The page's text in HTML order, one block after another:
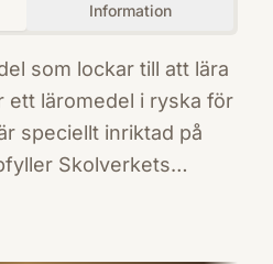
Information
som lockar till att lära
ett läromedel i ryska för
speciellt inriktad på
Skolverkets
täcker steg 1 och